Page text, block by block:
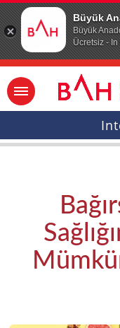
Büyük
Büyük
Ücretsiz -
Ana icerige atla